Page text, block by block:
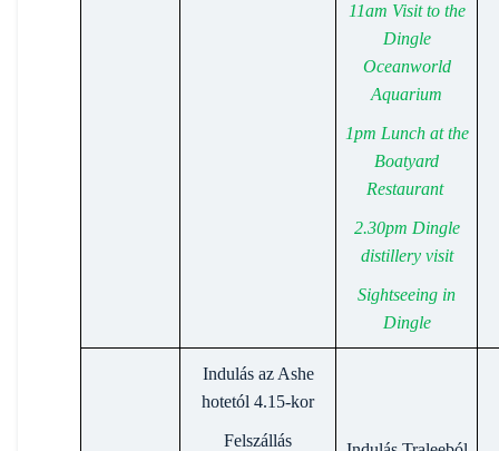
11am Visit to the
Dingle
Oceanworld
Aquarium
1pm Lunch at the
Boatyard
Restaurant
2.30pm Dingle
distillery visit
Sightseeing in
Dingle
Indulás az Ashe
hotetól 4.15-kor
Felszállás